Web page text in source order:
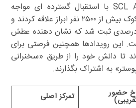
رویدادهای SCL APAC ۲۰۲۵ با استقبال گسترده ای مواجه
شدند. برای مثال، در بانکوک بیش از ۲۵۰۰ نفر ابراز علاقه کردند و
توکیو نرخ حضور ۹۲ درصدی ثبت شد که نشان دهنده عطش
این رویدادها همچنین فرصتی برای
تا دانش خود را از طریق «سخنرانی
به اشتراک بگذارند.
حضور تمرکز اصلی